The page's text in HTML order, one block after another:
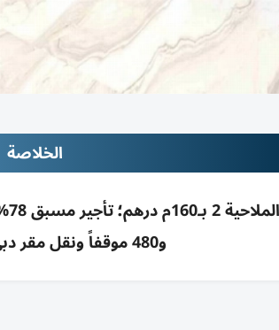
الخلاصة
و480 موقفاً ونقل مقر دبي الملاحية إليه